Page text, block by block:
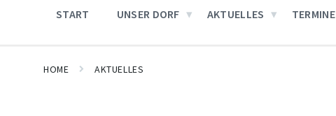
START UNSER DORF AKTUELLES TERMINE
HOME AKTUELLES